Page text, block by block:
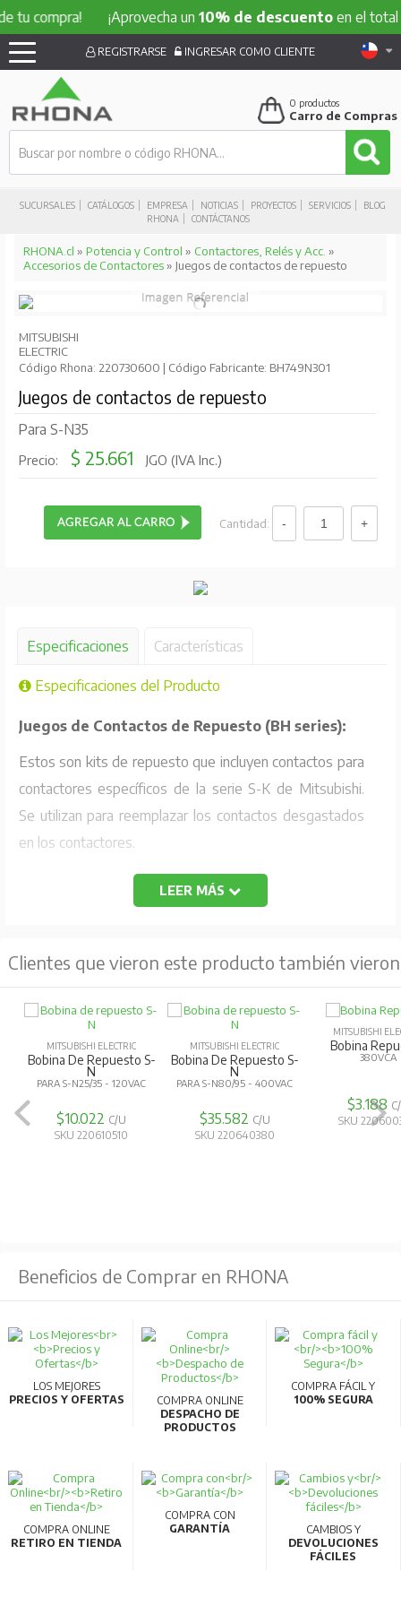
¡Aprovecha un10% de descuentoen el total de tu
SUCURSALES CATÁLOGOS EMPRESA NOTICIAS PROYECTOS SERVICIOS
BLOG
RHONA
CONTÁCTANOS
REGISTRARSE INGRESAR COMO CLIENTE
0 productos
Carro de Compras
RHONA.cl » Potencia y Control » Contactores, Relés y Acc. »
Accesorios de Contactores» Juegos de contactos de repuesto
MITSUBISHI
ELECTRIC
Código Rhona: 220730600 | Código Fabricante: BH749N301
Juegos de contactos de repuesto
Para S-N35
Precio: $ 25.661 JGO (IVA Inc.)
Cantidad:
Especificaciones Características
Especificaciones del Producto
Juegos de Contactos de Repuesto (BH series):
Estos son kits de repuesto que incluyen contactos para
contactores específicos de la serie S-K de Mitsubishi.
Se utilizan para reemplazar los contactos desgastados
en los contactores.
LEER MÁS
Clientes que vieron este producto también vieron
MITSUBISHI ELECTRIC
Bobina De Repuesto S-
N
PARA S-N25/35 - 120VAC
$10.022 C/U
SKU 220610510
MITSUBISHI ELECTRIC
Bobina De Repuesto S-
N
PARA S-N80/95 - 400VAC
$35.582 C/U
SKU 220640380
MITSUBISHI
Bobina
380VCA
$3.188
SKU
Beneficios de Comprar en RHONA
LOS MEJORES
PRECIOS Y OFERTAS
COMPRA ONLINE
DESPACHO DE
PRODUCTOS
COMPRA FÁCIL Y
100% SEGURA
COMPRA ONLINE
RETIRO EN TIENDA
COMPRA CON
GARANTÍA
CAMBIOS Y
DEVOLUCIONES
FÁCILES